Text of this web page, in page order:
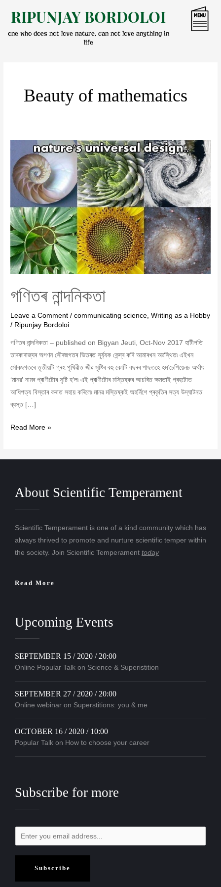
content
RIPUNJAY BORDOLOI
one who does not love nature, can not love anything in
life
Beauty of mathematics
গণিতৰ নান্দনিকতা
Leave a Comment /communicating science,Writing as a Hobby
/ Ripunjay Bordoloi
গণিতৰ নান্দনিকতা – published on Bigyan Jeuti, Oct-Nov 2017 হাটীপতি
তাৰকাৰাজ্যৰ অগণন সৌৰজগতৰ ভিতৰত সূৰ্য্যক কেন্দ্ৰ কৰি আমাৰখন অৱস্থিত৷ এইখন
সৌৰজগতৰে তৃতীয়টি গ্ৰহ পৃথিৱীত জীৱ সৃষ্টিৰ বহু কোটি বছৰৰ পাছতহে হম’চেপিয়েনচ অৰ্থাৎ
‘মানৱ’ নামৰ প্ৰাণীটোৰ সৃষ্টি হ’ল৷ এই প্ৰাণীটোৰ মস্তিষ্কৰ আচৰিত ক্ষমতাই গ্ৰহটোত
আধিপত্য বিস্তাৰ কৰাত সহায় কৰিলে৷ মানৱ মস্তিষ্কই অহৰ্নিশে প্ৰকৃতিৰ সত্য উদ্‌ঘাটনত
ব্যস্ত […]
নান্দনিকতা
Read More »
About Scientific Temperament
Scientific Temperament is one of a kind community which has
always thrived to promote and nurture scientific temper within
the society. Join Scientific Temperament today
Read More
Upcoming Events
SEPTEMBER 15 / 2020 / 20:00
Online Popular Talk on Science & Superistition
SEPTEMBER 27 / 2020 / 20:00
Online webinar on Superstitions: you & me
OCTOBER 16 / 2020 / 10:00
Popular Talk on How to choose your career
Subscribe for more
Subscribe